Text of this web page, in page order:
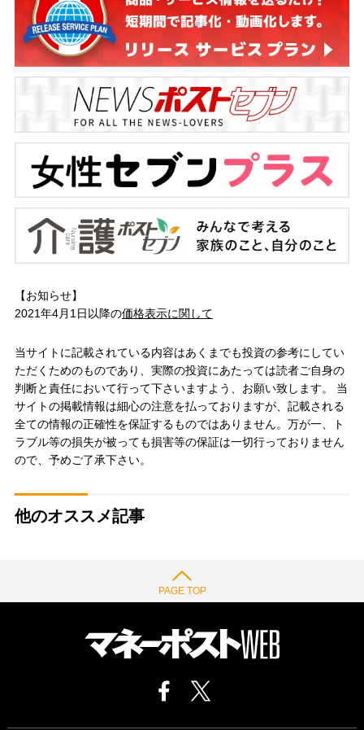
【お知らせ】
2021年4月1日以降の価格表示に関して
当サイトに記載されている内容はあくまでも投資の参考にしてい
ただくためのものであり、実際の投資にあたっては読者ご自身の
判断と責任において行って下さいますよう、お願い致します。 当
サイトの掲載情報は細心の注意を払っておりますが、記載される
全ての情報の正確性を保証するものではありません。万が一、ト
ラブル等の損失が被っても損害等の保証は一切行っておりません
ので、予めご了承下さい。
他のオススメ記事
PAGE TOP